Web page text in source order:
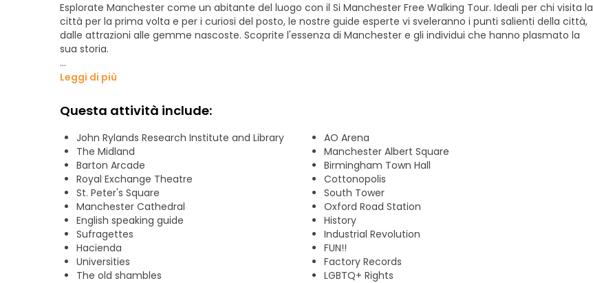
Esplorate Manchester come un abitante del luogo con il Si Manchester Free Walking Tour. Ideali per chi visita la
città per la prima volta e per i curiosi del posto, le nostre guide esperte vi sveleranno i punti salienti della città,
dalle attrazioni alle gemme nascoste. Scoprite l'essenza di Manchester e gli individui che hanno plasmato la
sua storia.
Annoverata tra le migliori escursioni a piedi di Manchester, la nostra passeggiata nel centro città offre un
che migliorerà la vostra esplorazione.
**Avventura giornaliera: Pioggia o sole**
Unitevi a noi ogni giorno, indipendentemente dal tempo.
**Punto d'incontro**: Fuori dalla Biblioteca Centrale - Cabine telefoniche rosse, Piazza San Pietro, M2 5PD.
**Orario**: 10:30 tutti i giorni, più le 14:00 il sabato
**Prenota oggi il tuo tour a piedi gratuito di Manchester!
Leggi di più
Questa attività include:
John Rylands Research Institute and Library
AO Arena
The Midland
Manchester Albert Square
Barton Arcade
Birmingham Town Hall
Royal Exchange Theatre
Cottonopolis
St. Peter's Square
South Tower
Manchester Cathedral
Oxford Road Station
English speaking guide
History
Sufragettes
Industrial Revolution
Hacienda
FUN!!
Universities
Factory Records
The old shambles
LGBTQ+ Rights